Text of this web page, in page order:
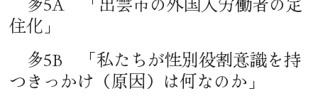
住化」
多5B 「私たちが性別役割意識を持
つきっかけ（原因）は何なのか」